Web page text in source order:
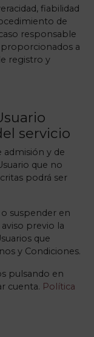
fiabilidad
de
responsable
proporcionados a
registro y
servicio
admisión y de
que no
podrá ser
suspender en
previo la
que
y Condiciones.
pulsando en
cuenta. Política